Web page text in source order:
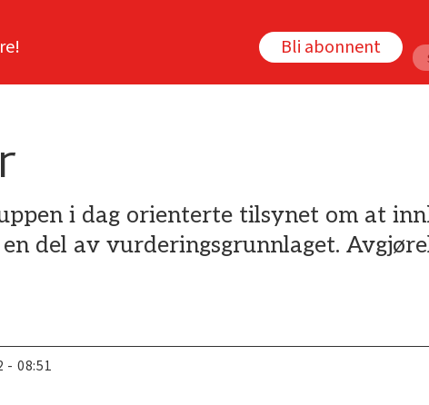
Bli abonnent
i dag orienterte tilsynet om at
del av vurderingsgrunnlaget.
- 08:51